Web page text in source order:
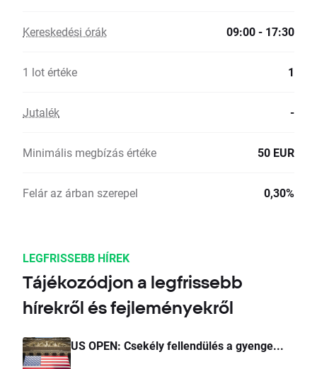
Kereskedési órák 09:00 - 17:30
1 lot értéke 1
Jutalék -
Minimális megbízás értéke 50 EUR
Felár az árban szerepel 0,30%
LEGFRISSEBB HÍREK
Tájékozódjon a legfrissebb
hírekről és fejleményekről
US OPEN: Csekély fellendülés a gyenge...